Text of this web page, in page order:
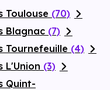
Toulouse (70)
Blagnac (7)
Tournefeuille (4)
L'Union (3)
Quint-